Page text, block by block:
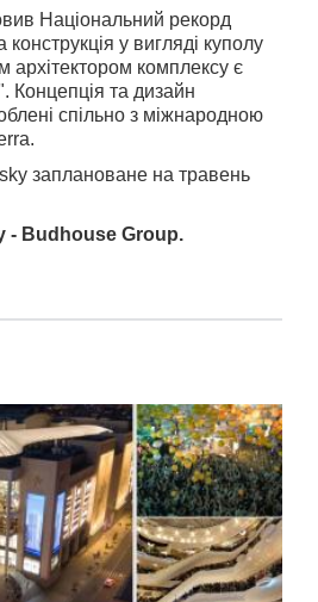
Національний рекорд
у вигляді куполу
архітектором комплексу є
та дизайн
спільно з міжнародною
заплановане на травень
- Budhouse Group.